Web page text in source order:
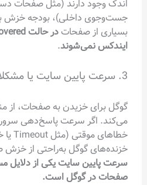
اندک وجود دارند (مثل صفحات
جست‌وجوی داخلی)، بودجه خزش
بسیاری از صفحات
ایندکس نمی‌شوند.
3. سرعت پایین سایت یا مشکلات سرور
گوگل برای خزیدن به صفحات، از
می‌کند. اگر سرعت پاسخ‌دهی سرور
خزنده‌های گوگل به‌راحتی از
سرعت پایین سایت یکی از دلایل
صفحات در گوگل است.